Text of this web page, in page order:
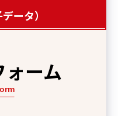
ータ）
ーム